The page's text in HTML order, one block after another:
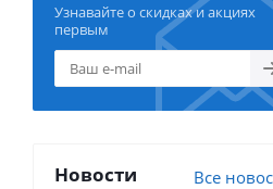
Узнавайте о скидках и акциях
первым
Новости Все